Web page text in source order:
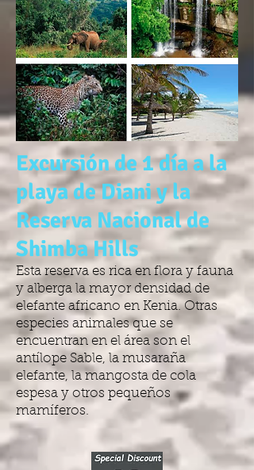
Excursión de 1 día a la
playa de Diani y la
Reserva Nacional de
Shimba Hills
Esta reserva es rica en flora y fauna
y alberga la mayor densidad de
elefante africano en Kenia. Otras
especies animales que se
encuentran en el área son el
antílope Sable, la musaraña
elefante, la mangosta de cola
espesa y otros pequeños
mamíferos.